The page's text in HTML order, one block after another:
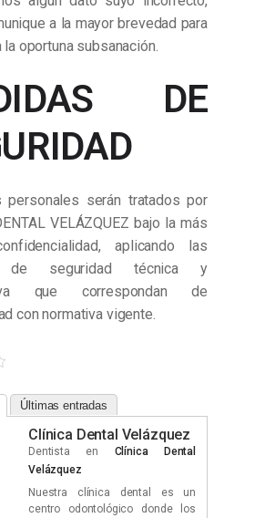
a la mayor brevedad para
oportuna subsanación.
DE
personales serán tratados por
VELÁZQUEZ bajo la más
aplicando las
de seguridad técnica y
que correspondan de
con normativa vigente.
Últimas entradas
Clínica Dental Velázquez
Dentista en Clínica Dental
Velázquez
Nuestra clínica dental es un
centro odontológico donde los